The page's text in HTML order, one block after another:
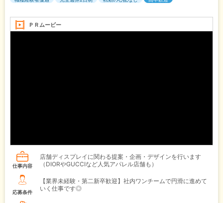
ＰＲムービー
仕事内容
店舗ディスプレイに関わる提案・企画・デザインを行います
（DIORやGUCCIなど人気アパレル店舗も）
応募条件
【業界未経験・第二新卒歓迎】社内ワンチームで円滑に進めて
いく仕事です◎